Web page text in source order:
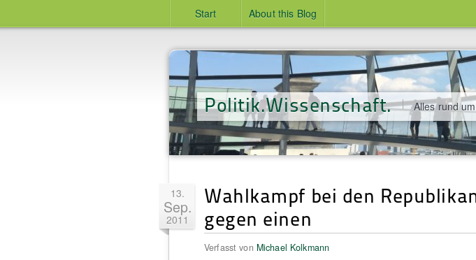
Start About this Blog
Politik.Wissenschaft. Alles rund
13.
Sep.
2011
Wahlkampf bei den
gegen einen
Verfasst von Michael Kolkmann